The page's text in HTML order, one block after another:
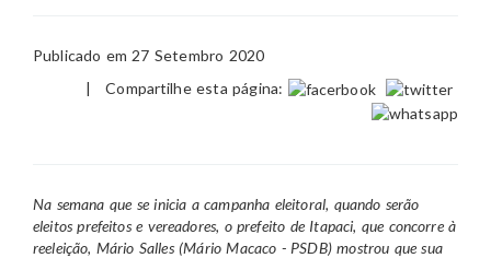
Publicado em 27 Setembro 2020
|Compartilhe esta página:
Na semana que se inicia a campanha eleitoral, quando serão
eleitos prefeitos e vereadores, o prefeito de Itapaci, que concorre à
reeleição, Mário Salles (Mário Macaco - PSDB) mostrou que sua